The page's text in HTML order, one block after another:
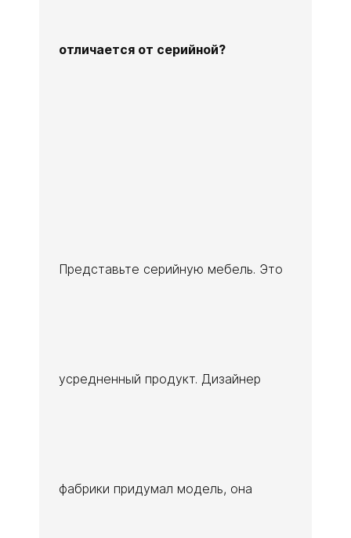
отличается от серийной?
Представьте серийную мебель. Это
усредненный продукт. Дизайнер
фабрики придумал модель, она